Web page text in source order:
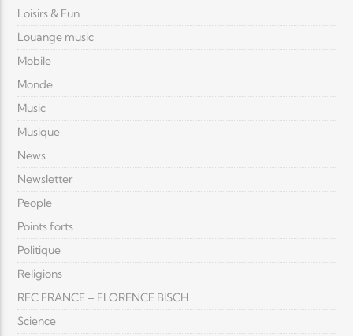
Loisirs & Fun
Louange music
Mobile
Monde
Music
Musique
News
Newsletter
People
Points forts
Politique
Religions
RFC FRANCE – FLORENCE BISCH
Science